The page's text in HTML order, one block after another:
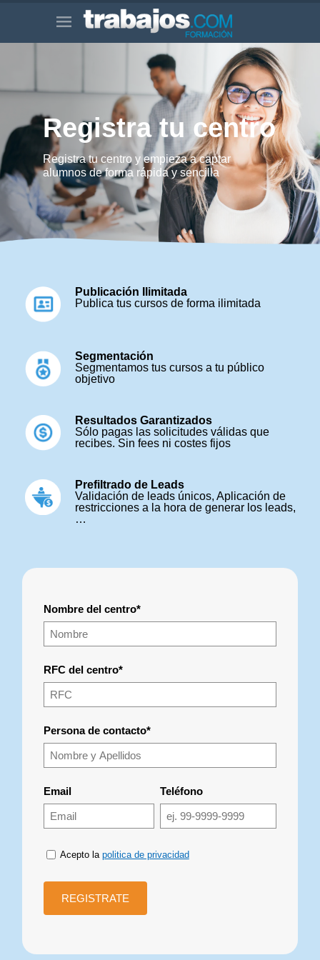
Registra tu centro
Registra tu centro y empieza a captar
alumnos de forma rápida y sencilla
Publicación Ilimitada
Publica tus cursos de forma ilimitada
Segmentación
Segmentamos tus cursos a tu público
objetivo
Resultados Garantizados
Sólo pagas las solicitudes válidas que
recibes. Sin fees ni costes fijos
Prefiltrado de Leads
Validación de leads únicos, Aplicación de
restricciones a la hora de generar los leads,
…
Nombre del centro*
RFC del centro*
Persona de contacto*
Email Teléfono
Acepto la politica de privacidad